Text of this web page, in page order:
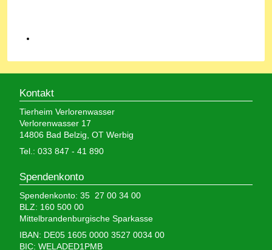
Kontakt
Tierheim Verlorenwasser
Verlorenwasser 17
14806 Bad Belzig, OT Werbig
Tel.: 033 847 - 41 890
Spendenkonto
Spendenkonto: 35 27 00 34 00
BLZ: 160 500 00
Mittelbrandenburgische Sparkasse
IBAN: DE05 1605 0000 3527 0034 00
BIC: WELADED1PMB